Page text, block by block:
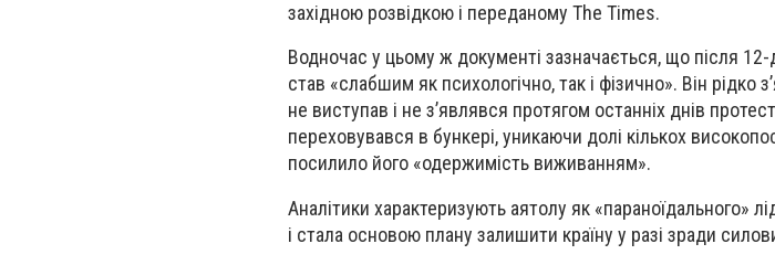
західною розвідкою і переданому The Times.
Водночас у цьому ж документі зазначається, що після 12-
став «слабшим як психологічно, так і фізично». Він рідко
не виступав і не з’являвся протягом останніх днів
переховувався в бункері, уникаючи долі кількох
посилило його «одержимість виживанням».
Аналітики характеризують аятолу як «параноїдального»
і стала основою плану залишити країну у разі зради